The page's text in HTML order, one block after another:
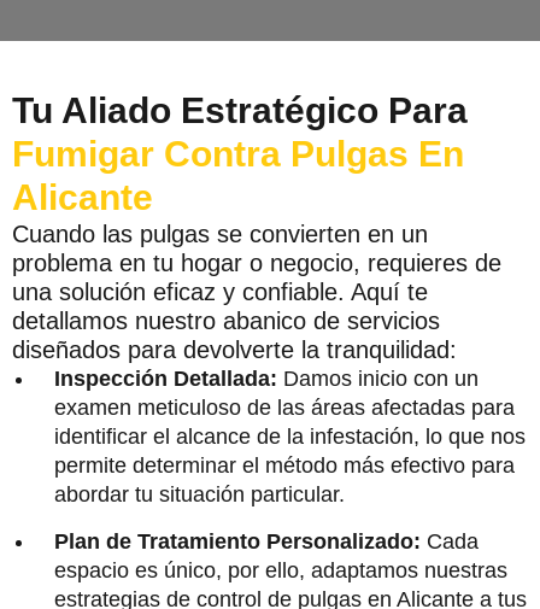
Tu Aliado Estratégico Para
Fumigar Contra Pulgas En
Alicante
Cuando las pulgas se convierten en un
problema en tu hogar o negocio, requieres de
una solución eficaz y confiable. Aquí te
detallamos nuestro abanico de servicios
diseñados para devolverte la tranquilidad:
Inspección Detallada: Damos inicio con un
examen meticuloso de las áreas afectadas para
identificar el alcance de la infestación, lo que nos
permite determinar el método más efectivo para
abordar tu situación particular.
Plan de Tratamiento Personalizado: Cada
espacio es único, por ello, adaptamos nuestras
estrategias de control de pulgas en Alicante a tus